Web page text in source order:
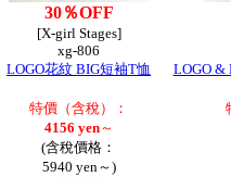
30％OFF
[X-girl Stages]
xg-806
LOGO花紋 BIG短袖T恤
特價（含稅）：
4156 yen～
(含稅價格：
5940 yen～)
LOGO &